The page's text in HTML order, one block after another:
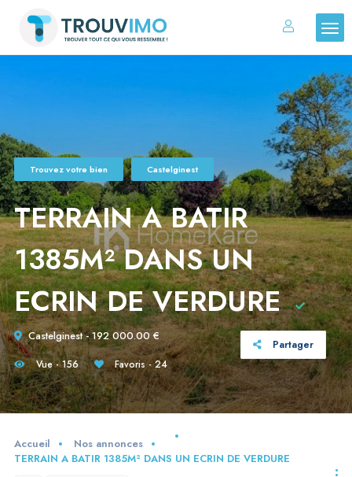
Trouvez votre bien Castelginest
TERRAIN A BATIR
1385M² DANS UN
ECRIN DE VERDURE
Castelginest - 192 000.00 €
Partager
Vue - 156
Favoris - 24
Accueil
Nos annonces
TERRAIN A BATIR 1385M² DANS UN ECRIN DE VERDURE